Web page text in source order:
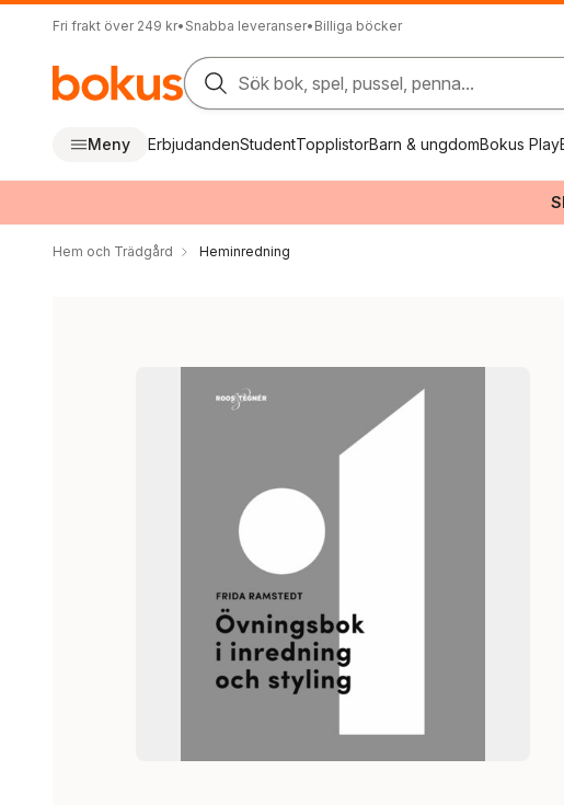
Fri frakt över 249 kr• Snabba leveranser• Billiga böcker
Sök bok, spel, pussel, penna...
Meny ErbjudandenStudentTopplistorBarn & ungdomBokus Play
Hem och Trädgård Heminredning